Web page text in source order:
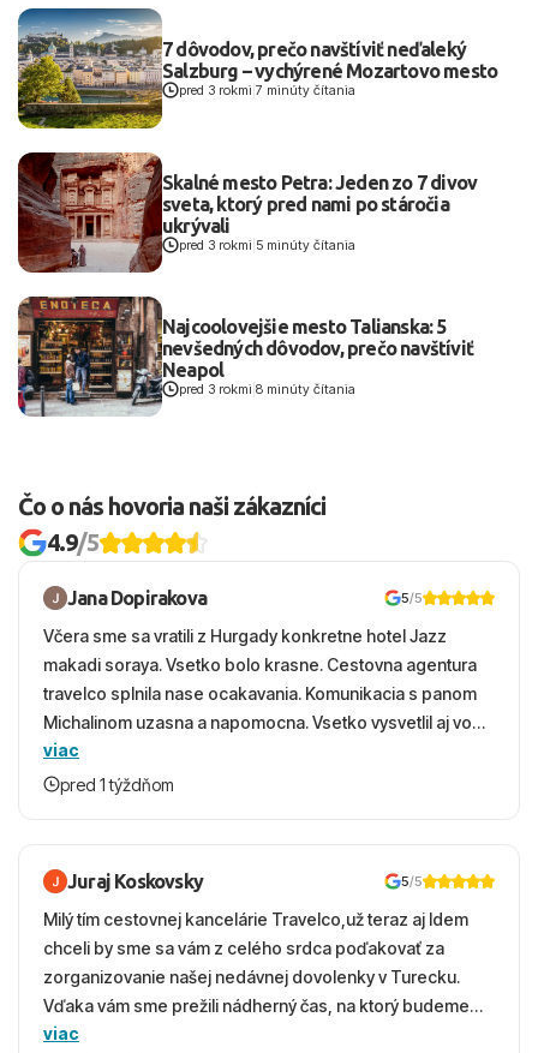
7 dôvodov, prečo navštíviť neďaleký
Salzburg – vychýrené Mozartovo mesto
pred 3 rokmi |7 minúty čítania
Skalné mesto Petra: Jeden zo 7 divov
sveta, ktorý pred nami po stáročia
ukrývali
pred 3 rokmi 5 minúty čítania
Najcoolovejšie mesto Talianska: 5
nevšedných dôvodov, prečo navštíviť
Neapol
pred 3 rokmi 8 minúty čítania
Čo o nás hovoria naši zákazníci
4.9/5
Jana Dopirakova 5/5
Včera sme sa vratili z Hurgady konkretne hotel Jazz
makadi soraya. Vsetko bolo krasne. Cestovna agentura
travelco splnila nase ocakavania. Komunikacia s panom
Michalinom uzasna a napomocna. Vsetko vysvetlil aj vo
vecernych hodinach zaco sa ospravedlnujem. Hotel
krasny, cisty. Sluzby top. Strava, prostredie, more,
viac
pred 1 týždňom
Juraj Koskovsky 5/5
Milý tím cestovnej kancelárie Travelco,už teraz aj Idem
chceli by sme sa vám z celého srdca poďakovať za
zorganizovanie našej nedávnej dovolenky v Turecku.
Vďaka vám sme prežili nádherný čas, na ktorý budeme
ešte dlho s úsmevom spomínať. ​Všetko prebehlo
viac